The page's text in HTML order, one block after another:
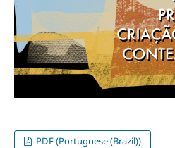
PDF (Portuguese (Brazil))